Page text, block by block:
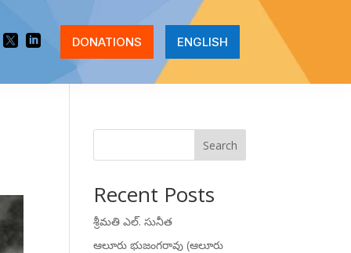
  DONATIONS ENGLISH
Search
Recent Posts
శ్రీమతి ఎల్. సునీత
ఆలూరు భుజంగరావు (ఆలూరు